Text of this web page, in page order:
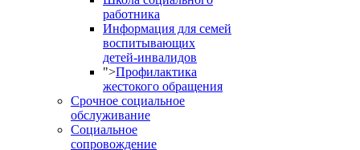
работника
Информация для семей
воспитывающих
детей-инвалидов
">Профилактика
жестокого обращения
Срочное социальное
обслуживание
Социальное
сопровождение